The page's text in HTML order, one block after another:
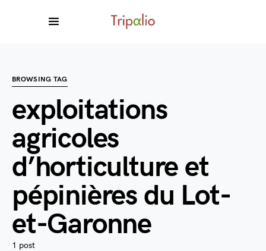
BROWSING TAG
exploitations
agricoles
d’horticulture et
pépinières du Lot-
et-Garonne
1 post